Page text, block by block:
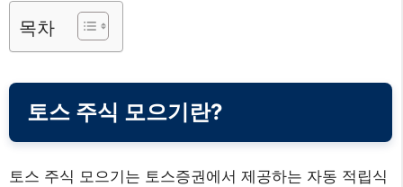
목차
토스 주식 모으기란?
토스 주식 모으기는 토스증권에서 제공하는 자동 적립식